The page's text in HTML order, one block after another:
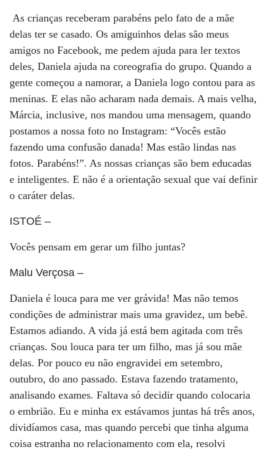
As crianças receberam parabéns pelo fato de a mãe
delas ter se casado. Os amiguinhos delas são meus
amigos no Facebook, me pedem ajuda para ler textos
deles, Daniela ajuda na coreografia do grupo. Quando a
gente começou a namorar, a Daniela logo contou para as
meninas. E elas não acharam nada demais. A mais velha,
Márcia, inclusive, nos mandou uma mensagem, quando
postamos a nossa foto no Instagram: “Vocês estão
fazendo uma confusão danada! Mas estão lindas nas
fotos. Parabéns!”. As nossas crianças são bem educadas
e inteligentes. E não é a orientação sexual que vai definir
o caráter delas.
ISTOÉ –
Vocês pensam em gerar um filho juntas?
Malu Verçosa –
Daniela é louca para me ver grávida! Mas não temos
condições de administrar mais uma gravidez, um bebê.
Estamos adiando. A vida já está bem agitada com três
crianças. Sou louca para ter um filho, mas já sou mãe
delas. Por pouco eu não engravidei em setembro,
outubro, do ano passado. Estava fazendo tratamento,
analisando exames. Faltava só decidir quando colocaria
o embrião. Eu e minha ex estávamos juntas há três anos,
dividíamos casa, mas quando percebi que tinha alguma
coisa estranha no relacionamento com ela, resolvi